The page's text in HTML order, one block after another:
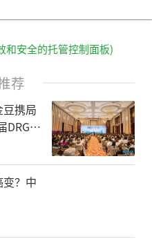
和安全的托管控制面板)
荐
携局
DRG论
？中